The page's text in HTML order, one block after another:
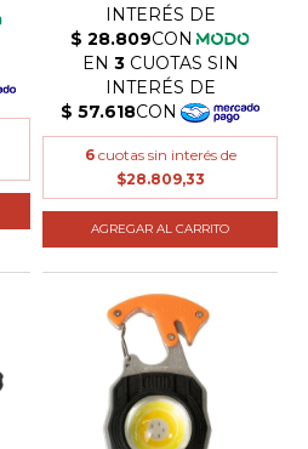
6 cuotas sin interés de
$28.809,33
AGREGAR AL CARRITO